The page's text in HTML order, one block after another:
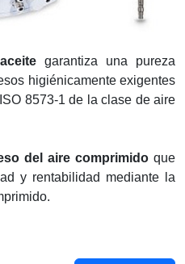
garantiza una pureza
higiénicamente exigentes
8573-1 de la clase de aire
del aire comprimido que
y rentabilidad mediante la